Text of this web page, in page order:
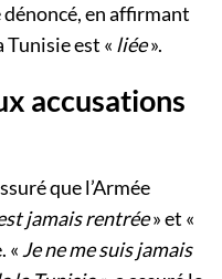
en affirmant
Tunisie est « liée».
accusations
que l’Armée
jamais rentrée» et «
« Je ne me suis jamais